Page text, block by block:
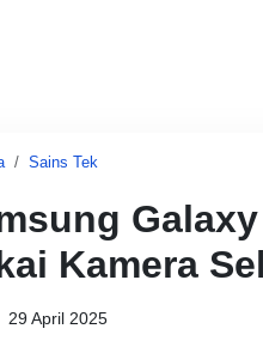
Sains Tek
Kamera
29 April 2025